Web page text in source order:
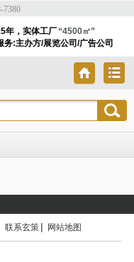
7380
年，实体工厂 “4500㎡”
务:主办方/展览公司/广告公司
联系玄策 | 网站地图